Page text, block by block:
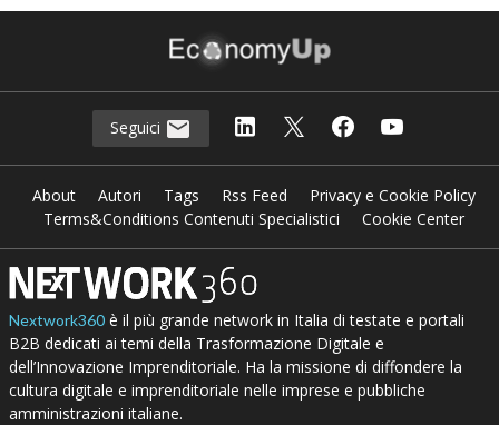
Seguici
About Autori Tags Rss Feed
Privacy e Cookie Policy
Terms&Conditions Contenuti Specialistici
Cookie Center
Nextwork360è il più grande network in Italia di testate e portali
B2B dedicati ai temi della Trasformazione Digitale e
dell’Innovazione Imprenditoriale. Ha la missione di diffondere la
cultura digitale e imprenditoriale nelle imprese e pubbliche
amministrazioni italiane.